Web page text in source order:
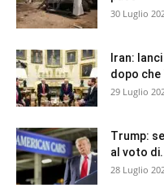
30 Luglio
Iran:
dopo che
29 Luglio
Trump:
al voto
28 Luglio